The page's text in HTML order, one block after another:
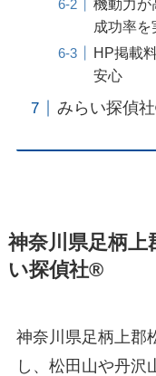
機動力が
成功率を
HP掲載
安心
みらい探偵
神奈川県足柄上
い探偵社®︎
神奈川県足柄上郡
し、松田山や丹沢